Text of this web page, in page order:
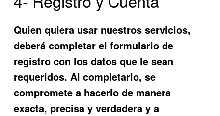
Quien quiera usar nuestros servicios,
deberá completar el formulario de
registro con los datos que le sean
requeridos. Al completarlo, se
compromete a hacerlo de manera
exacta, precisa y verdadera y a